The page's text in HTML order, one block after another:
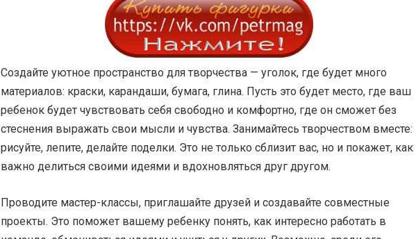
Создайте уютное пространство для творчества — уголок, где будет много
материалов: краски, карандаши, бумага, глина. Пусть это будет место, где ваш
ребенок будет чувствовать себя свободно и комфортно, где он сможет без
стеснения выражать свои мысли и чувства. Занимайтесь творчеством вместе:
рисуйте, лепите, делайте поделки. Это не только сблизит вас, но и покажет, как
важно делиться своими идеями и вдохновляться друг другом.
Проводите мастер-классы, приглашайте друзей и создавайте совместные
проекты. Это поможет вашему ребенку понять, как интересно работать в